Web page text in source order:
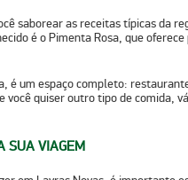
saborear as receitas típicas da
é oPimenta Rosa, que
é um espaço completo:
quiser outro tipo de comida,
SUA VIAGEM